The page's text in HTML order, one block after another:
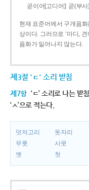
곧이어[고디어]: 곧(부
현재 표준어에서 구개음
상이다. 그러므로 ‘마디,
음화가 일어나지 않는다.
제3절 'ㄷ' 소리 받침
제7항 ‘ㄷ’ 소리로 나는 받
‘ㅅ’으로 적는다.
덧저고리 돗자리
무릇
사뭇
옛
첫